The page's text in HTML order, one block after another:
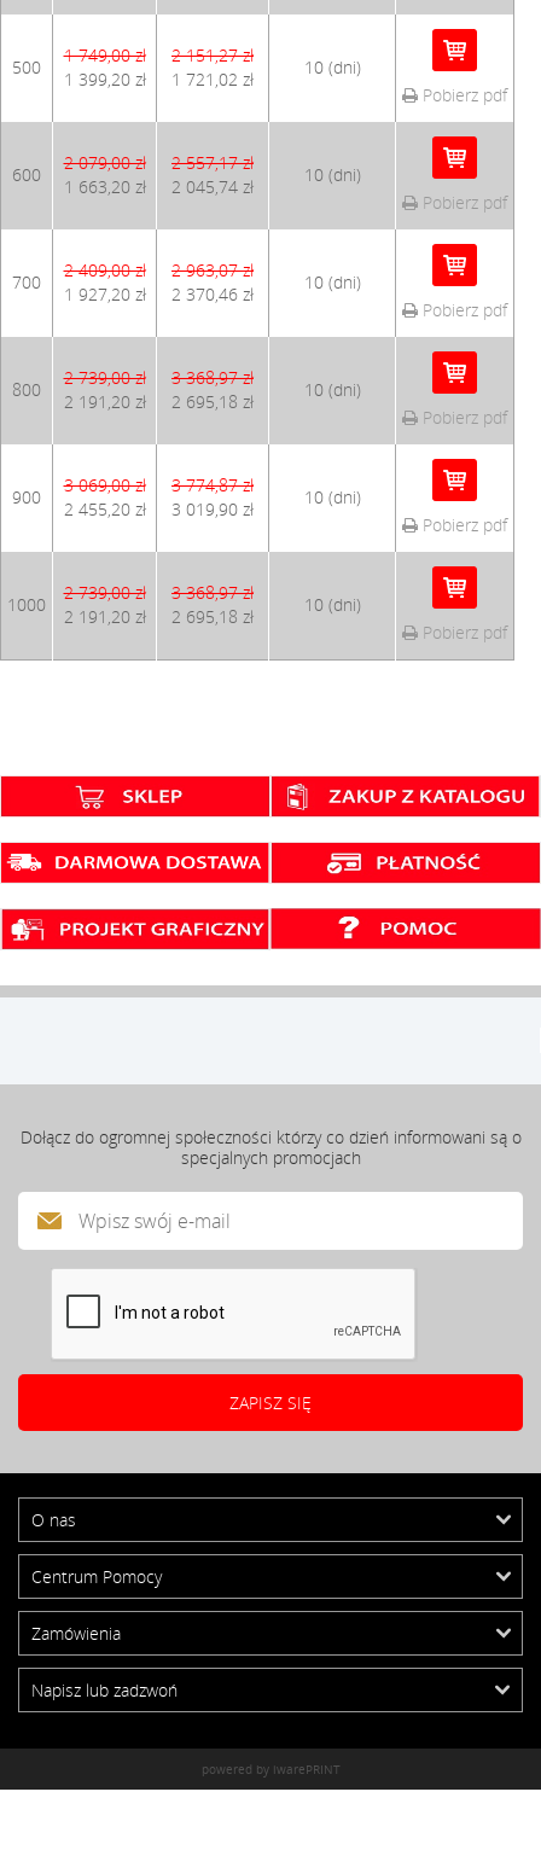
500
1 749,00 zł
1 399,20 zł
2 151,27 zł
1 721,02 zł
10 (dni)
Pobierz pdf
600
2 079,00 zł
1 663,20 zł
2 557,17 zł
2 045,74 zł
10 (dni)
Pobierz pdf
700
2 409,00 zł
1 927,20 zł
2 963,07 zł
2 370,46 zł
10 (dni)
Pobierz pdf
800
2 739,00 zł
2 191,20 zł
3 368,97 zł
2 695,18 zł
10 (dni)
Pobierz pdf
900
3 069,00 zł
2 455,20 zł
3 774,87 zł
3 019,90 zł
10 (dni)
Pobierz pdf
1000
2 739,00 zł
2 191,20 zł
3 368,97 zł
2 695,18 zł
10 (dni)
Pobierz pdf
Dołącz do ogromnej społeczności którzy co dzień informowani są o
specjalnych promocjach
O nas
Centrum Pomocy
Zamówienia
Napisz lub zadzwoń
powered by iwarePRINT